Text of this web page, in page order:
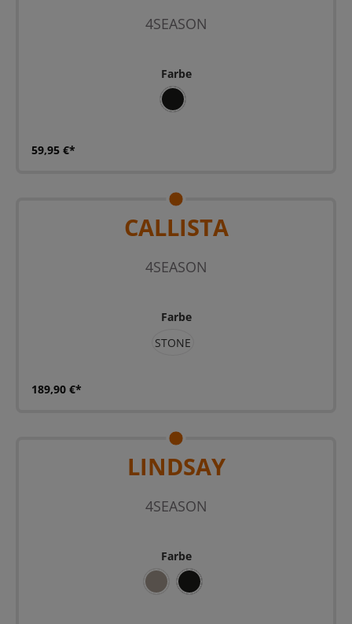
4SEASON
Farbe
SZ
59,95 €*
CALLISTA
4SEASON
Farbe
STONE
189,90 €*
LINDSAY
4SEASON
Farbe
SAND SZ